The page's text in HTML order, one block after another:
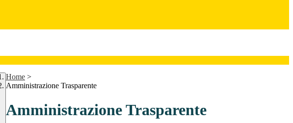
Home >
Amministrazione Trasparente
Amministrazione Trasparente